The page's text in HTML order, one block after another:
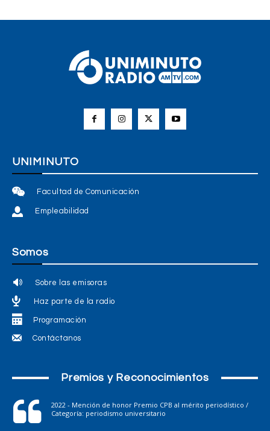
UNIMINUTO
Facultad de Comunicación
Empleabilidad
Somos
Sobre las emisoras
Haz parte de la radio
Programación
Contáctanos
Premios y Reconocimientos
2022 - Mención de honor Premio CPB al mérito periodístico /
Categoría: periodismo universitario